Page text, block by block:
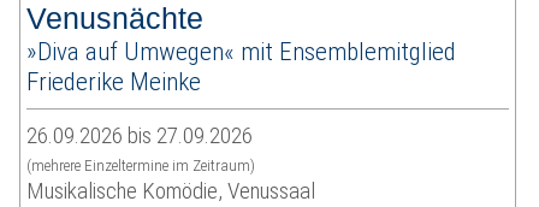
Venusnächte
»Diva auf Umwegen« mit Ensemblemitglied
Friederike Meinke
26.09.2026 bis 27.09.2026
(mehrere Einzeltermine im Zeitraum)
Musikalische Komödie, Venussaal